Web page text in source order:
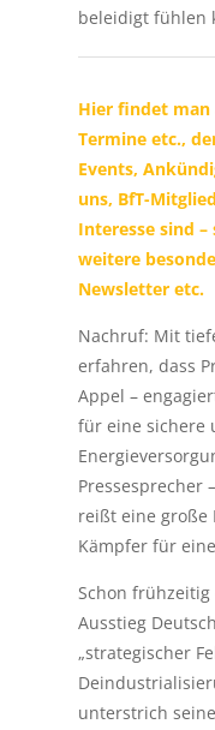
beleidigt fühlen
Hier findet man
Termine etc.,
Events,
uns, BfT-
Interesse sind
weitere
Newsletter etc.
Nachruf: Mit
erfahren, dass
Appel –
für eine sichere
Pressesprecher
reißt eine große
Kämpfer für
Schon
Ausstieg
„strategischer
unterstrich